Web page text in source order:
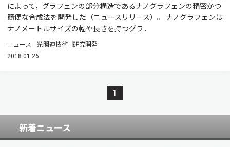
によって，グラフェンの部分構造であるナノグラフェンの精密かつ
簡便な合成法を開発した（ニュースリリース）。 ナノグラフェンは
ナノメートルサイズの幅や長さを持つグラ...
ニュース 光関連技術 研究開発
2018.01.26
1
新着ニュース